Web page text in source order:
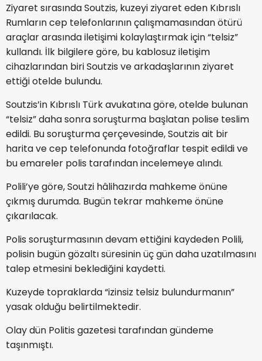
Ziyaret sırasında Soutzis, kuzeyi ziyaret eden Kıbrıslı
Rumların cep telefonlarının çalışmamasından ötürü
araçlar arasında iletişimi kolaylaştırmak için “telsiz”
kullandı. İlk bilgilere göre, bu kablosuz iletişim
cihazlarından biri Soutzis ve arkadaşlarının ziyaret
ettiği otelde bulundu.
Soutzis’in Kıbrıslı Türk avukatına göre, otelde bulunan
“telsiz” daha sonra soruşturma başlatan polise teslim
edildi. Bu soruşturma çerçevesinde, Soutzis ait bir
harita ve cep telefonunda fotoğraflar tespit edildi ve
bu emareler polis tarafından incelemeye alındı.
Polili’ye göre, Soutzi hâlihazırda mahkeme önüne
çıkmış durumda. Bugün tekrar mahkeme önüne
çıkarılacak.
Polis soruşturmasının devam ettiğini kaydeden Polili,
polisin bugün gözaltı süresinin üç gün daha uzatılmasını
talep etmesini beklediğini kaydetti.
Kuzeyde topraklarda “izinsiz telsiz bulundurmanın”
yasak olduğu belirtilmektedir.
Olay dün Politis gazetesi tarafından gündeme
taşınmıştı.